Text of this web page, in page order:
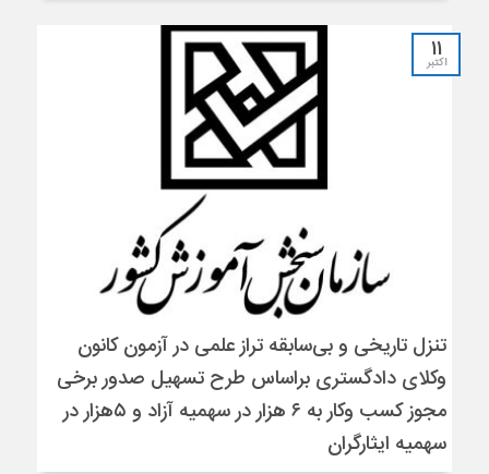
11
اکتبر
تنزل تاریخی و بی‌سابقه تراز علمی در آزمون کانون
وکلای دادگستری براساس طرح تسهیل صدور برخی
مجوز کسب وکار به ۶ هزار در سهمیه آزاد و ۵هزار در
سهمیه ایثارگران